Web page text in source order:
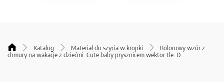
Katalog Materiał do szycia w kropki
Kolorowy wzór z
chmury na wakacje z dziećmi. Cute baby prysznicem wektor tle. D...